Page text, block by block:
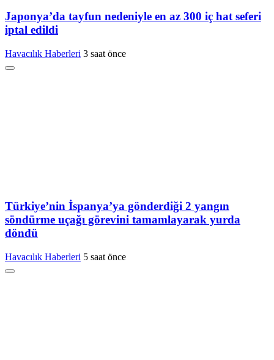
Japonya’da tayfun nedeniyle en az 300 iç hat seferi
iptal edildi
Havacılık Haberleri 3 saat önce
Türkiye’nin İspanya’ya gönderdiği 2 yangın
söndürme uçağı görevini tamamlayarak yurda
döndü
Havacılık Haberleri 5 saat önce